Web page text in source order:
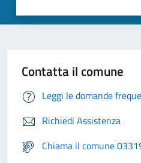
Contatta il comune
Leggi le domande
Richiedi Assistenza
Chiama il comune